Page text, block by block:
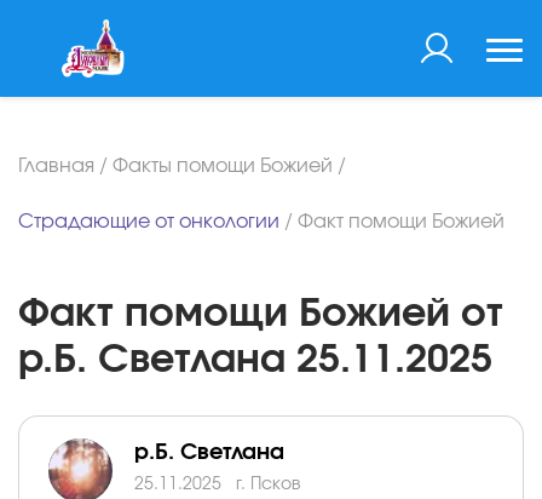
Главная / Факты помощи Божией /
Страдающие от онкологии / Факт помощи Божией
Факт помощи Божией от
р.Б. Светлана 25.11.2025
р.Б. Светлана
25.11.2025 г. Псков